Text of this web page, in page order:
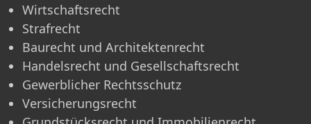
Wirtschaftsrecht
Strafrecht
Baurecht und Architektenrecht
Handelsrecht und Gesellschaftsrecht
Gewerblicher Rechtsschutz
Versicherungsrecht